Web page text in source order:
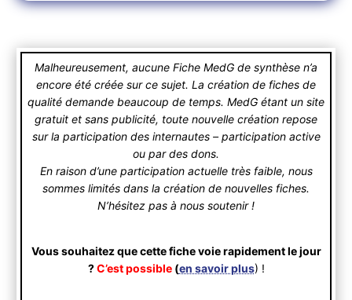
Malheureusement, aucune Fiche MedG de synthèse n’a
encore été créée sur ce sujet. La création de fiches de
qualité demande beaucoup de temps. MedG étant un site
gratuit et sans publicité, toute nouvelle création repose
sur la participation des internautes – participation active
ou par des dons.
En raison d’une participation actuelle très faible, nous
sommes limités dans la création de nouvelles fiches.
N’hésitez pas à nous soutenir !
Vous souhaitez que cette fiche voie rapidement le jour
?C’est possible(en savoir plus) !